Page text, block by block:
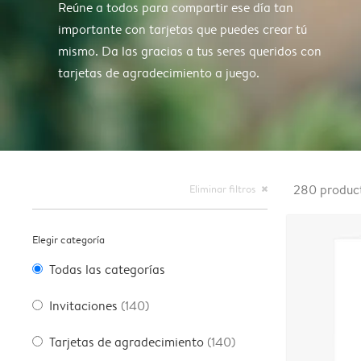
Reúne a todos para compartir ese día tan
importante con tarjetas que puedes crear tú
mismo. Da las gracias a tus seres queridos con
tarjetas de agradecimiento a juego.
Eliminar filtros close
Elegir categoría
Todas las categorías
Invitaciones (140)
Tarjetas de agradecimiento (140)
280